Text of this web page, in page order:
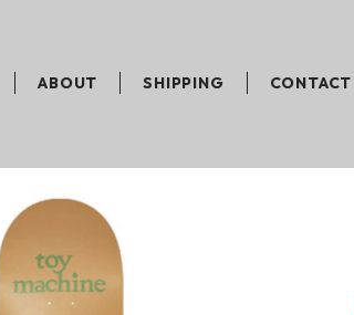
ABOUT SHIPPING CONTACT